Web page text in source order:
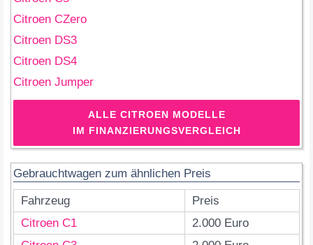
Citroen CZero
Citroen DS3
Citroen DS4
Citroen Jumper
ALLE CITROEN MODELLE
IM FINANZIERUNGSVERGLEICH
Gebrauchtwagen zum ähnlichen Preis
Fahrzeug
Preis
Citroen C1
2.000 Euro